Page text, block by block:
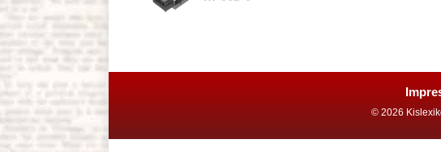
© 2026